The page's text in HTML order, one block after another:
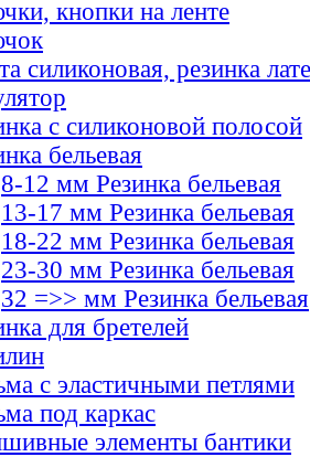
кнопки на ленте
силиконовая, резинка
с силиконовой полосой
бельевая
8-12 мм Резинка бельевая
13-17 мм Резинка бельевая
18-22 мм Резинка бельевая
23-30 мм Резинка бельевая
32 =>> мм Резинка бельевая
для бретелей
с эластичными петлями
под каркас
элементы бантики